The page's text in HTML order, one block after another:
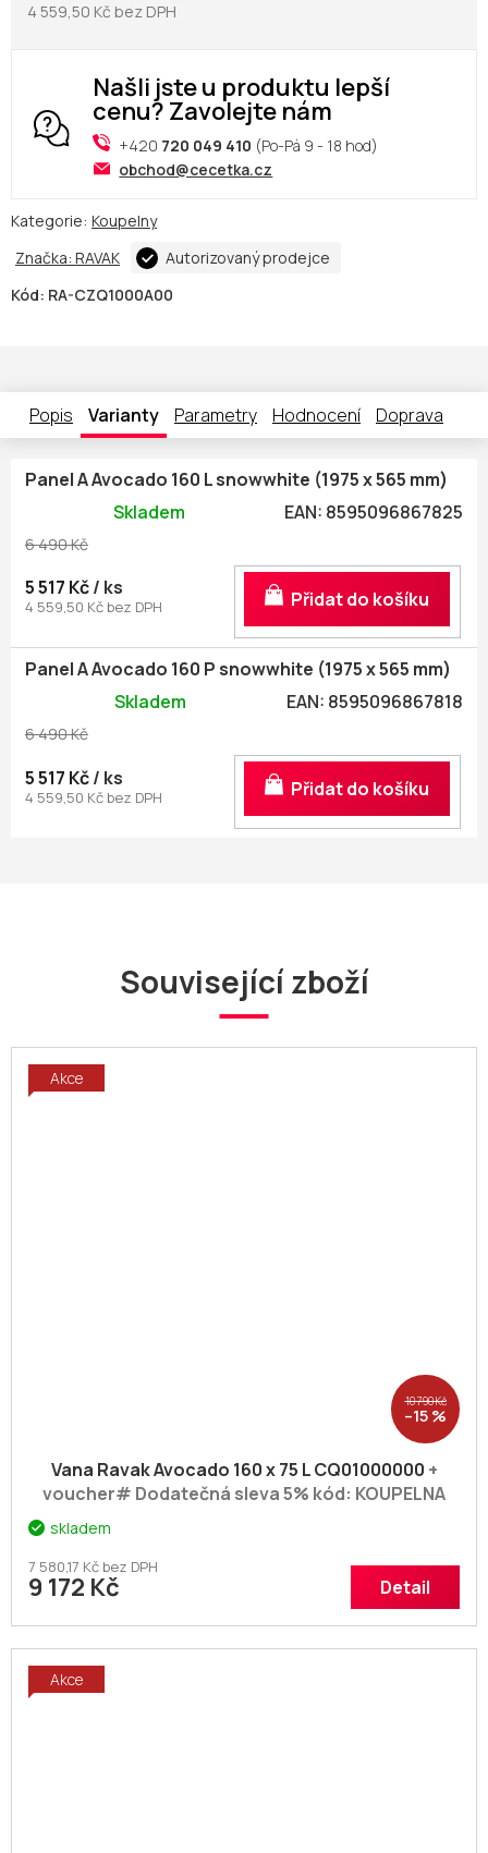
4 559,50 Kč bez DPH
Našli jste u produktu lepší
cenu? Zavolejte nám
+420 720 049 410 (Po-Pá 9 - 18 hod)
obchod@cecetka.cz
Kategorie: Koupelny
Značka: RAVAK
Autorizovaný prodejce
Kód: RA-CZQ1000A00
Popis Varianty Parametry Hodnocení Doprava
Panel A Avocado 160 L snowwhite (1975 x 565 mm)
6 490 Kč
5 517 Kč/ ks
4 559,50 Kč bez DPH
Skladem EAN: 8595096867825
Do košíku
Panel A Avocado 160 P snowwhite (1975 x 565 mm)
6 490 Kč
5 517 Kč/ ks
4 559,50 Kč bez DPH
Skladem EAN: 8595096867818
Do košíku
Související zboží
Akce
10 790 Kč
–15 %
Vana Ravak Avocado 160 x 75 L CQ01000000 +
voucher# Dodatečná sleva 5% kód: KOUPELNA
skladem
7 580,17 Kč bez DPH
9 172 Kč Detail
Akce